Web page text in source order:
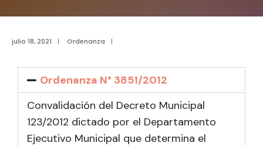
julio 18, 2021 | Ordenanza |
Ordenanza N° 3851/2012
Convalidación del Decreto Municipal
123/2012 dictado por el Departamento
Ejecutivo Municipal que determina el